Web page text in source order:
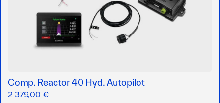
Comp. Reactor 40 Hyd. Autopilot
2 379,00 €